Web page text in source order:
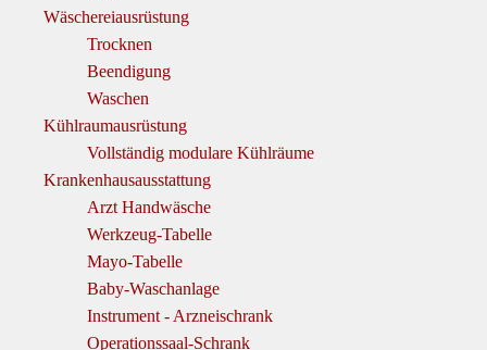
Wäschereiausrüstung
Trocknen
Beendigung
Waschen
Kühlraumausrüstung
Vollständig modulare Kühlräume
Krankenhausausstattung
Arzt Handwäsche
Werkzeug-Tabelle
Mayo-Tabelle
Baby-Waschanlage
Instrument - Arzneischrank
Operationssaal-Schrank